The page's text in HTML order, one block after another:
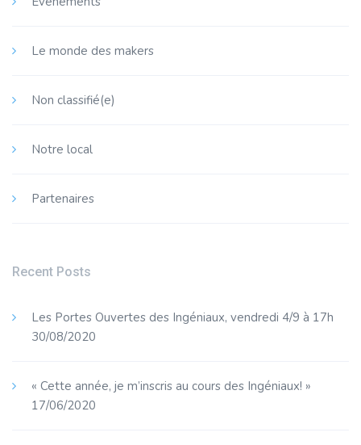
Vacances Toussaint
Le monde des makers
Non classifié(e)
Notre local
Partenaires
Recent Posts
Les Portes Ouvertes des Ingéniaux, vendredi 4/9 à 17h
30/08/2020
« Cette année, je m’inscris au cours des Ingéniaux! »
17/06/2020